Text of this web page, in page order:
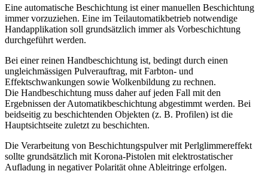
Eine automatische Beschichtung ist einer manuellen Beschichtung
immer vorzuziehen. Eine im Teilautomatikbetrieb notwendige
Handapplikation soll grundsätzlich immer als Vorbeschichtung
durchgeführt werden.
Bei einer reinen Handbeschichtung ist, bedingt durch einen
ungleichmässigen Pulverauftrag, mit Farbton- und
Effektschwankungen sowie Wolkenbildung zu rechnen.
Die Handbeschichtung muss daher auf jeden Fall mit den
Ergebnissen der Automatikbeschichtung abgestimmt werden. Bei
beidseitig zu beschichtenden Objekten (z. B. Profilen) ist die
Hauptsichtseite zuletzt zu beschichten.
Die Verarbeitung von Beschichtungspulver mit Perlglimmereffekt
sollte grundsätzlich mit Korona-Pistolen mit elektrostatischer
Aufladung in negativer Polarität ohne Ableitringe erfolgen.